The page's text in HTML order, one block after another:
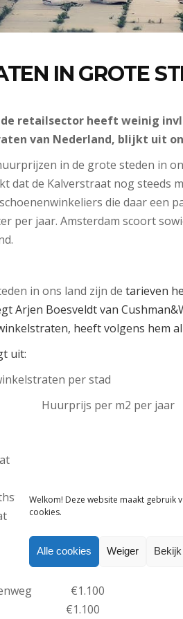
Welkom! Deze website maakt gebruik
cookies.
Alle cookies Weiger
IN GROTE
retailsector heeft weinig
van Nederland, blijkt uit
in de grote steden in
dat de Kalverstraat nog steeds
die daar een
per jaar. Amsterdam scoort
in ons land zijn de tarieven
Arjen Boesveldt van
heeft volgens hem
uit:
per stad
per m2 per jaar
€3.000
€1.650
€1.600
€1.600
€1.250
€1.200
€1.150
€1.100
€1.100